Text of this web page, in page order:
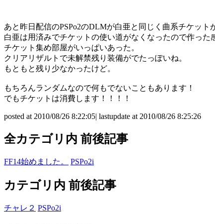
あと昨日配信のPSPo2のDLMが白亜と同じく曲系チケット
白亜は用済みでチケットの使い道がなくなったので作った
チケット集め部屋がいっぱいあった。
クリアリザルトで未解禁残り装備がでたっぽいね。
もともと残り少なかったけど。
もちろんランダムなので何もでないこともあります！
でもチケットは消費します！！！！
posted at 2010/08/26 8:22:05| lastupdate at 2010/08/26 8:25:26
全カテゴリ内 前後記事
FF14始めました。 PSPo2i
カテゴリ内 前後記事
チャレ２ PSPo2i